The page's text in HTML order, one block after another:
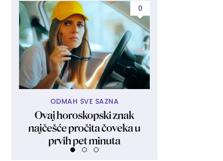
0
ODMAH SVE SAZNA
Ovaj horoskopski znak
najčešće pročita čoveka u
prvih pet minuta